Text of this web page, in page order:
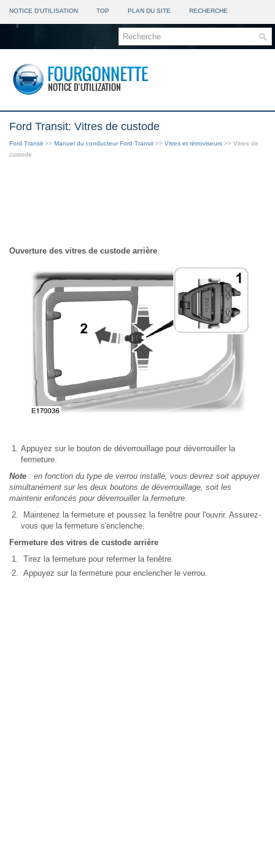
NOTICE D'UTILISATION TOP PLAN DU SITE RECHERCHE
Ford Transit: Vitres de custode
Ford Transit >> Manuel du conducteur Ford Transit >> Vitres et rétroviseurs >> Vitres de
custode
Ouverture des vitres de custode arrière
Appuyez sur le bouton de déverrouillage pour déverrouiller la
fermeture.
Note : en fonction du type de verrou installé, vous devrez soit appuyer
simultanément sur les deux boutons de déverrouillage, soit les
maintenir enfoncés pour déverrouiller la fermeture.
Maintenez la fermeture et poussez la fenêtre pour l'ouvrir. Assurez-
vous que la fermeture s'enclenche.
Fermeture des vitres de custode arrière
Tirez la fermeture pour refermer la fenêtre.
Appuyez sur la fermeture pour enclencher le verrou.